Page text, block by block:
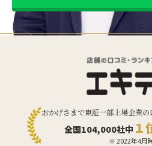
おかげさまで東証一部上場企業
全国104,000社中 １
※ 2022年4月